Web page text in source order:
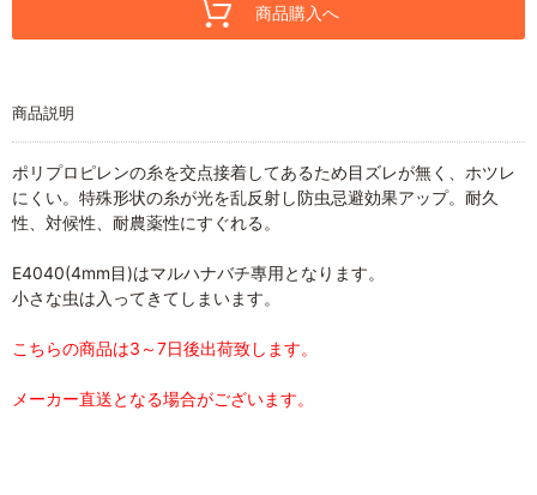
商品購入へ
商品説明
ポリプロピレンの糸を交点接着してあるため目ズレが無く、ホツレ
にくい。特殊形状の糸が光を乱反射し防虫忌避効果アップ。耐久
性、対候性、耐農薬性にすぐれる。
E4040(4mm目)はマルハナバチ專用となります。
小さな虫は入ってきてしまいます。
こちらの商品は3～7日後出荷致します。
メーカー直送となる場合がございます。